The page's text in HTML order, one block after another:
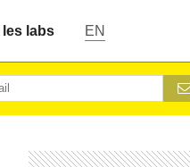
les labs EN